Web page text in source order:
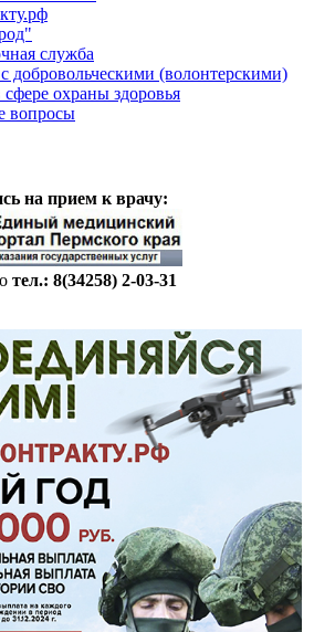
служба
добровольческими (волонтерскими)
охраны здоровья
вопросы
на прием к врачу:
тел.: 8(34258) 2-03-31